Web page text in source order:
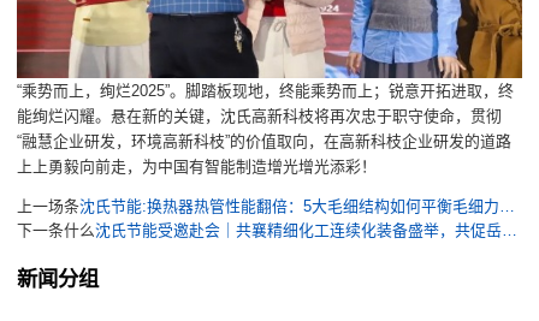
“乘势而上，绚烂2025”。脚踏板现地，终能乘势而上；锐意开拓进取，终
能绚烂闪耀。悬在新的关键，沈氏高新科枝将再次忠于职守使命，贯彻
“融慧企业研发，环境高新科枝”的价值取向，在高新科枝企业研发的道路
上上勇毅向前走，为中国有智能制造增光增光添彩！
上一场条
下一条什么
新闻分组